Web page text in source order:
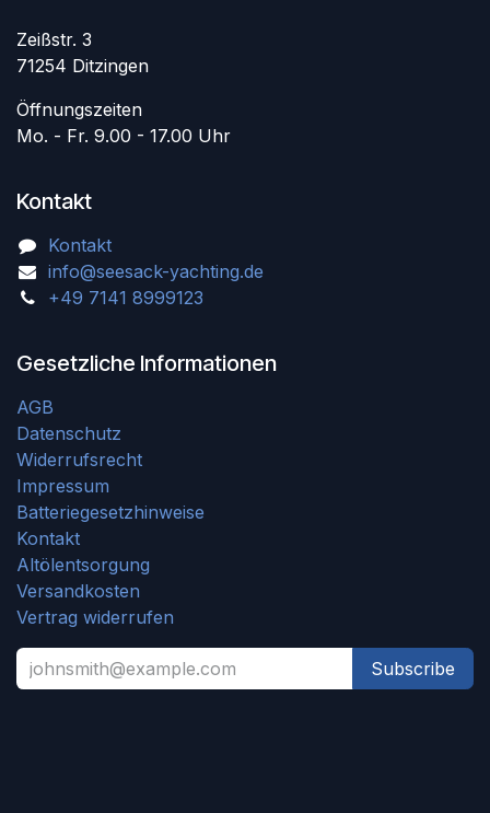
Zeißstr. 3
71254 Ditzingen
Öffnungszeiten
Mo. - Fr. 9.00 - 17.00 Uhr
Kontakt
Kontakt
info@seesack-yachting.de
+49 7141 8999123
Gesetzliche Informationen
AGB
Datenschutz
Widerrufsrecht
Impressum
Batteriegesetzhinweise
Kontakt
Altölentsorgung
Versandkosten
Vertrag widerrufen
Subscribe